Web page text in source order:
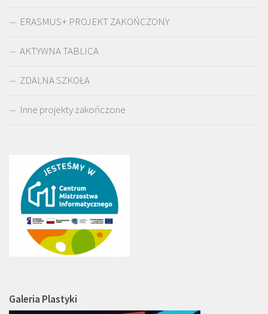
ERASMUS+ PROJEKT ZAKOŃCZONY
AKTYWNA TABLICA
ZDALNA SZKOŁA
Inne projekty zakończone
Galeria Plastyki